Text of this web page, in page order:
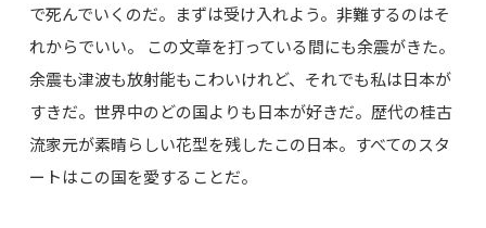
で死んでいくのだ。まずは受け入れよう。非難するのはそ
れからでいい。 この文章を打っている間にも余震がきた。
余震も津波も放射能もこわいけれど、それでも私は日本が
すきだ。世界中のどの国よりも日本が好きだ。歴代の桂古
流家元が素晴らしい花型を残したこの日本。すべてのスタ
ートはこの国を愛することだ。